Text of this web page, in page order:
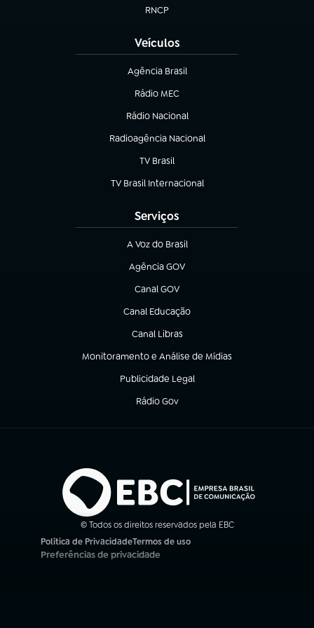
RNCP
(abre em nova aba)
Veículos
Agência Brasil
(abre em nova aba)
Rádio MEC
Rádio Nacional
(abre em nova aba)
Radioagência Nacional
(abre em nova aba)
TV Brasil
(abre em nova aba)
TV Brasil Internacional
(abre em nova aba)
Serviços
A Voz do Brasil
(abre em nova aba)
Agência GOV
(abre em nova aba)
Canal GOV
(abre em nova aba)
Canal Educação
(abre em nova aba)
Canal Libras
(abre em nova aba)
Monitoramento e Análise de Mídias
(abre em nova aba)
Publicidade Legal
(abre em nova aba)
Rádio Gov
(abre em nova aba)
© Todos os direitos reservados pela EBC
Política de Privacidade
(abre em nova aba)
Termos de uso
(abre em nova aba)
Preferências de privacidade